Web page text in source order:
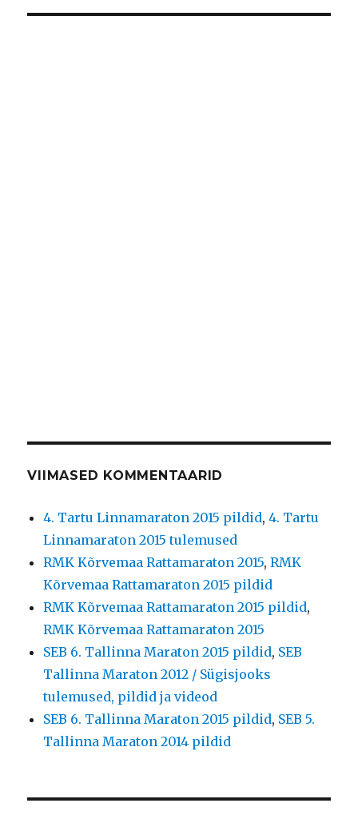
VIIMASED KOMMENTAARID
4. Tartu Linnamaraton 2015 pildid,4. Tartu
Linnamaraton 2015 tulemused
RMK Kõrvemaa Rattamaraton 2015,RMK
Kõrvemaa Rattamaraton 2015 pildid
RMK Kõrvemaa Rattamaraton 2015 pildid,
RMK Kõrvemaa Rattamaraton 2015
SEB 6. Tallinna Maraton 2015 pildid, SEB
Tallinna Maraton 2012 / Sügisjooks
tulemused, pildid ja videod
SEB 6. Tallinna Maraton 2015 pildid, SEB 5.
Tallinna Maraton 2014 pildid